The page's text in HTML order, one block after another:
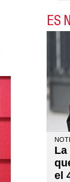
ES
La
el